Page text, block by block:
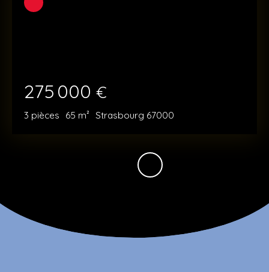
275 000 €
3 pièces 65 m² Strasbourg 67000